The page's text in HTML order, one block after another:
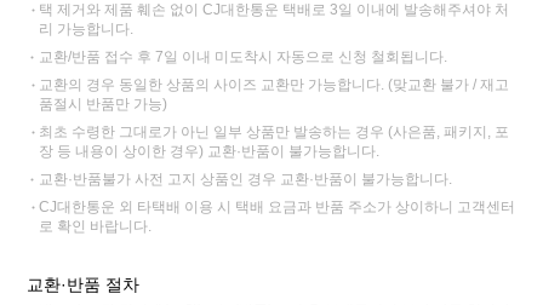
택 제거와 제품 훼손 없이 CJ대한통운 택배로 3일 이내에 발송해주셔야 처
리 가능합니다.
교환/반품 접수 후 7일 이내 미도착시 자동으로 신청 철회됩니다.
교환의 경우 동일한 상품의 사이즈 교환만 가능합니다. (맞교환 불가 / 재고
품절시 반품만 가능)
최초 수령한 그대로가 아닌 일부 상품만 발송하는 경우 (사은품, 패키지, 포
장 등 내용이 상이한 경우) 교환·반품이 불가능합니다.
교환·반품불가 사전 고지 상품인 경우 교환·반품이 불가능합니다.
CJ대한통운 외 타택배 이용 시 택배 요금과 반품 주소가 상이하니 고객센터
로 확인 바랍니다.
교환·반품 절차